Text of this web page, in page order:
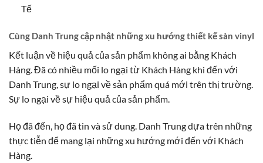
Tế
Cùng Danh Trung cập nhật những xu hướng thiết kế sàn vinyl
Kết luận về hiệu quả của sản phẩm không ai bằng Khách
Hàng. Đã có nhiều mối lo ngại từ Khách Hàng khi đến với
Danh Trung, sự lo ngại về sản phẩm quá mới trên thị trường.
Sự lo ngại về sự hiệu quả của sản phẩm.
Họ đã đến, họ đã tin và sử dung. Danh Trung dựa trên những
thực tiễn để mang lại những xu hướng mới đến với Khách
Hàng.